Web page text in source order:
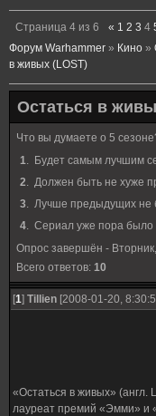
Страница 4 из 6 « 1 2 3 4
Форум Warhammer » Кино »
в живых (LOST)
Остаться в
Что вы думаете о 5
1. Будет самым лучшим
2. Должен быть не хуже
3. Лучше предыдущих не
4. Сериал уже пора было
Опрос завершён -
Всего ответов: 10
[1] Tillien [2008-01-20,
«Остаться в живых» (англ.
лауреат премий «Эмми» и